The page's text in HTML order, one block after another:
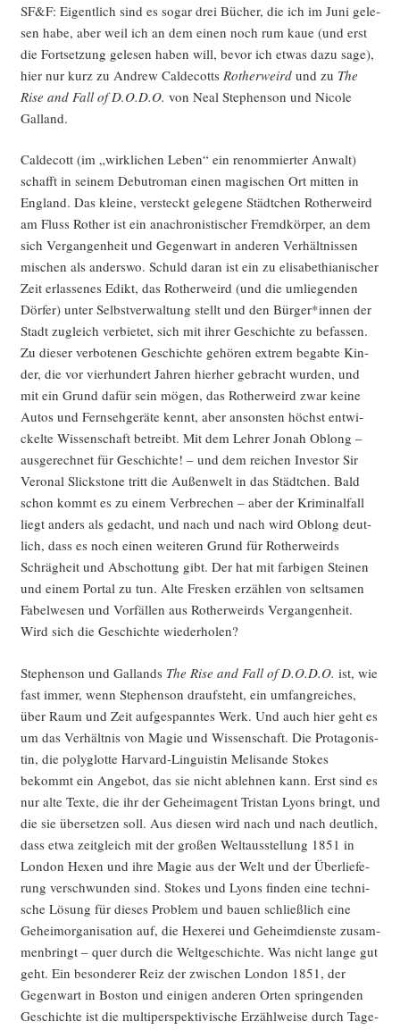
SF&F: Eigent­lich sind es sogar drei Bücher, die ich im Juni gele­
sen habe, aber weil ich an dem einen noch rum kaue (und erst
die Fort­set­zung gele­sen haben will, bevor ich etwas dazu sage),
hier nur kurz zu Andrew Cal­de­cotts Rother­weirdund zu The
Rise and Fall of D.O.D.O. von Neal Ste­phen­son und Nico­le
Galland.
Cal­de­cott (im „wirk­li­chen Leben“ ein renom­mier­ter Anwalt)
schafft in sei­nem Debut­ro­man einen magi­schen Ort mit­ten in
Eng­land. Das klei­ne, ver­steckt gele­ge­ne Städt­chen Rother­weird
am Fluss Rother ist ein ana­chro­nis­ti­scher Fremd­kör­per, an dem
sich Ver­gan­gen­heit und Gegen­wart in ande­ren Ver­hält­nis­sen
mischen als anders­wo. Schuld dar­an ist ein zu eli­sa­be­thia­ni­scher
Zeit erlas­se­nes Edikt, das Rother­weird (und die umlie­gen­den
Dör­fer) unter Selbst­ver­wal­tung stellt und den Bürger*innen der
Stadt zugleich ver­bie­tet, sich mit ihrer Geschich­te zu befas­sen.
Zu die­ser ver­bo­te­nen Geschich­te gehö­ren extrem begab­te Kin­
der, die vor vier­hun­dert Jah­ren hier­her gebracht wur­den, und
mit ein Grund dafür sein mögen, das Rother­weird zwar kei­ne
Autos und Fern­seh­ge­rä­te kennt, aber ansons­ten höchst ent­wi­
ckel­te Wis­sen­schaft betreibt. Mit dem Leh­rer Jonah Oblong –
aus­ge­rech­net für Geschich­te! – und dem rei­chen Inves­tor Sir
Vero­nal Slickstone tritt die Außen­welt in das Städt­chen. Bald
schon kommt es zu einem Ver­bre­chen – aber der Kri­mi­nal­fall
liegt anders als gedacht, und nach und nach wird Oblong deut­
lich, dass es noch einen wei­te­ren Grund für Rother­weirds
Schräg­heit und Abschot­tung gibt. Der hat mit far­bi­gen Stei­nen
und einem Por­tal zu tun. Alte Fres­ken erzäh­len von selt­sa­men
Fabel­we­sen und Vor­fäl­len aus Rother­weirds Ver­gan­gen­heit.
Wird sich die Geschich­te wiederholen?
Ste­phen­son und Gal­lands The Rise and Fall of D.O.D.O. ist, wie
fast immer, wenn Ste­phen­son drauf­steht, ein umfang­rei­ches,
über Raum und Zeit auf­ge­spann­tes Werk. Und auch hier geht es
um das Ver­hält­nis von Magie und Wis­sen­schaft. Die Prot­ago­nis­
tin, die poly­glot­te Har­vard-Lin­gu­is­tin Meli­san­de Sto­kes
bekommt ein Ange­bot, das sie nicht ableh­nen kann. Erst sind es
nur alte Tex­te, die ihr der Geheim­agent Tris­tan Lyons bringt, und
die sie über­set­zen soll. Aus die­sen wird nach und nach deut­lich,
dass etwa zeit­gleich mit der gro­ßen Welt­aus­stel­lung 1851 in
Lon­don Hexen und ihre Magie aus der Welt und der Über­lie­fe­
rung ver­schwun­den sind. Sto­kes und Lyons fin­den eine tech­ni­
sche Lösung für die­ses Pro­blem und bau­en schließ­lich eine
Geheim­or­ga­ni­sa­ti­on auf, die Hexe­rei und Geheim­diens­te zusam­
men­bringt – quer durch die Welt­ge­schich­te. Was nicht lan­ge gut
geht. Ein beson­de­rer Reiz der zwi­schen Lon­don 1851, der
Gegen­wart in Bos­ton und eini­gen ande­ren Orten sprin­gen­den
Geschich­te ist die mul­ti­per­spek­ti­vi­sche Erzähl­wei­se durch Tage­